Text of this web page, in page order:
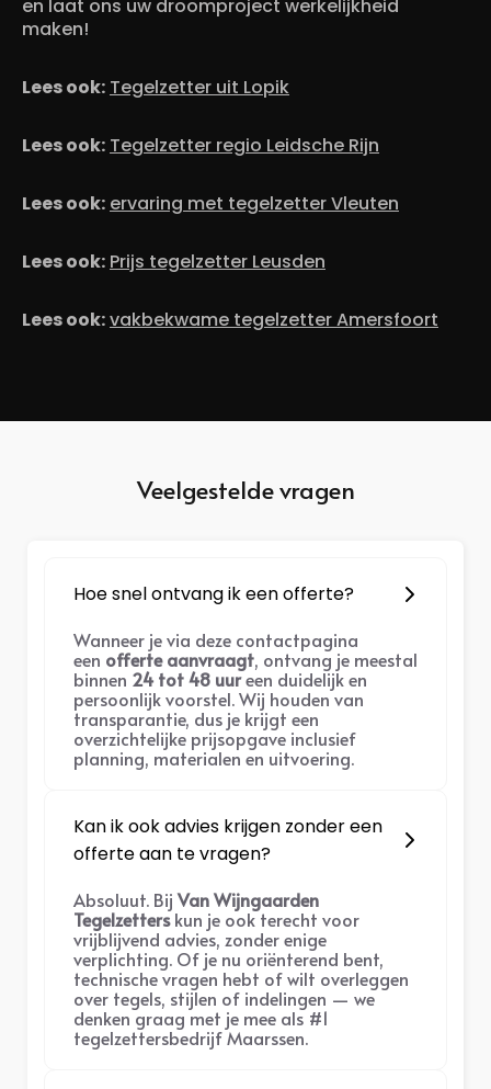
en laat ons uw droomproject werkelijkheid
maken!
Lees ook: Tegelzetter uit Lopik
Lees ook: Tegelzetter regio Leidsche Rijn
Lees ook: ervaring met tegelzetter Vleuten
Lees ook: Prijs tegelzetter Leusden
Lees ook:vakbekwame tegelzetter Amersfoort
Veelgestelde vragen
Hoe snel ontvang ik een offerte?
Wanneer je via deze contactpagina
een offerte aanvraagt, ontvang je meestal
binnen 24 tot 48 uureen duidelijk en
persoonlijk voorstel. Wij houden van
transparantie, dus je krijgt een
overzichtelijke prijsopgave inclusief
planning, materialen en uitvoering.
Kan ik ook advies krijgen zonder een
offerte aan te vragen?
Absoluut. BijVan Wijngaarden
Tegelzetterskun je ook terecht voor
vrijblijvend advies, zonder enige
verplichting. Of je nu oriënterend bent,
technische vragen hebt of wilt overleggen
over tegels, stijlen of indelingen — we
denken graag met je mee als #1
tegelzettersbedrijf Maarssen.